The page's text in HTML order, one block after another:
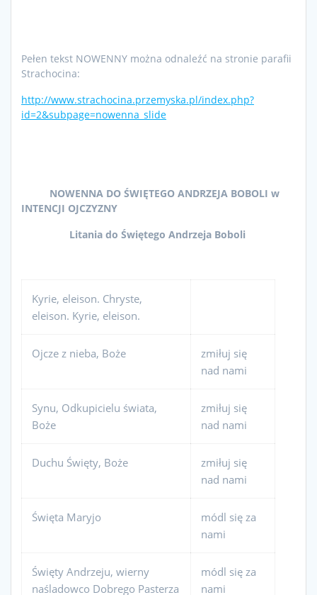
Pełen tekst NOWENNY można odnaleźć na stronie parafii
Strachocina:
http://www.strachocina.przemyska.pl/index.php?
id=2&subpage=nowenna_slide
NOWENNA DO ŚWIĘTEGO ANDRZEJA BOBOLI w
INTENCJI OJCZYZNY
Litania do Świętego Andrzeja Boboli
Kyrie, eleison. Chryste,
eleison. Kyrie, eleison.
Ojcze z nieba, Boże
zmiłuj się
nad nami
Synu, Odkupicielu świata,
Boże
zmiłuj się
nad nami
Duchu Święty, Boże
zmiłuj się
nad nami
Święta Maryjo
módl się za
nami
Święty Andrzeju, wierny
naśladowco Dobrego Pasterza
módl się za
nami